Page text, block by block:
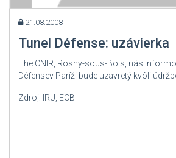
21.08.2008
Tunel Défense: uzávierka
The CNIR, Rosny-sous-Bois, nás
Défensev Paríži bude uzavretý kvôli
Zdroj: IRU, ECB